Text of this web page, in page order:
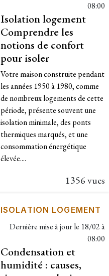
08:00
Isolation logement
Comprendre les
notions de confort
pour isoler
Votre maison construite pendant
les années 1950 à 1980, comme
de nombreux logements de cette
période, présente souvent une
isolation minimale, des ponts
thermiques marqués, et une
consommation énergétique
élevée....
1356 vues
ISOLATION LOGEMENT
Dernière mise à jour le 18/02 à
08:00
Condensation et
humidité : causes,